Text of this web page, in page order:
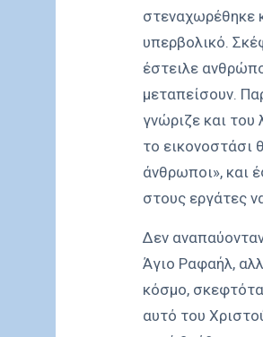
στεναχωρέθηκε
υπερβολικό.
έστειλε
μεταπείσουν.
γνώριζε και του
το εικονοστάσι
άνθρωποι», και
στους εργάτες
Δεν
Άγιο Ραφαήλ,
κόσμο,
αυτό του